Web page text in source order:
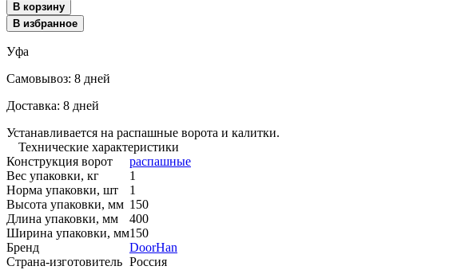
В корзину
В избранное
Уфа
Cамовывоз: 8 дней
Доставка: 8 дней
Устанавливается на распашные ворота и калитки.
Технические характеристики
Конструкция ворот
распашные
Вес упаковки, кг
1
Норма упаковки, шт
1
Высота упаковки, мм 150
Длина упаковки, мм
400
Ширина упаковки, мм150
Бренд
DoorHan
Страна-изготовитель Россия